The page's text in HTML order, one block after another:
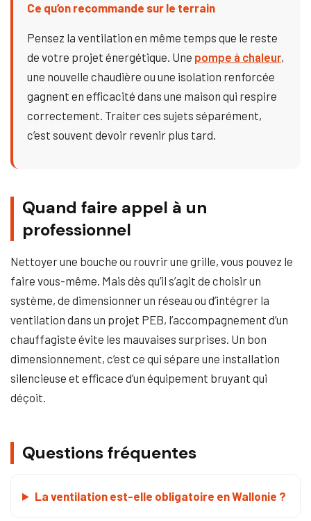
Ce qu’on recommande sur le terrain
Pensez la ventilation en même temps que le reste
de votre projet énergétique. Une pompe à chaleur,
une nouvelle chaudière ou une isolation renforcée
gagnent en efficacité dans une maison qui respire
correctement. Traiter ces sujets séparément,
c’est souvent devoir revenir plus tard.
Quand faire appel à un
professionnel
Nettoyer une bouche ou rouvrir une grille, vous pouvez le
faire vous-même. Mais dès qu’il s’agit de choisir un
système, de dimensionner un réseau ou d’intégrer la
ventilation dans un projet PEB, l’accompagnement d’un
chauffagiste évite les mauvaises surprises. Un bon
dimensionnement, c’est ce qui sépare une installation
silencieuse et efficace d’un équipement bruyant qui
déçoit.
Questions fréquentes
La ventilation est-elle obligatoire en Wallonie ?